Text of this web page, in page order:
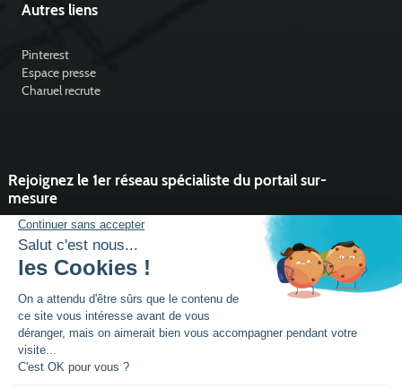
Autres liens
Pinterest
Espace presse
Charuel recrute
Rejoignez le 1er réseau spécialiste du portail sur-
mesure
Vous souhaitez développer l'activité portail de votre entreprise ?
Rejoindre un réseau dynamique, avec un service et des outils qui
font la différence ?
DEVENIR PARTENAIRE